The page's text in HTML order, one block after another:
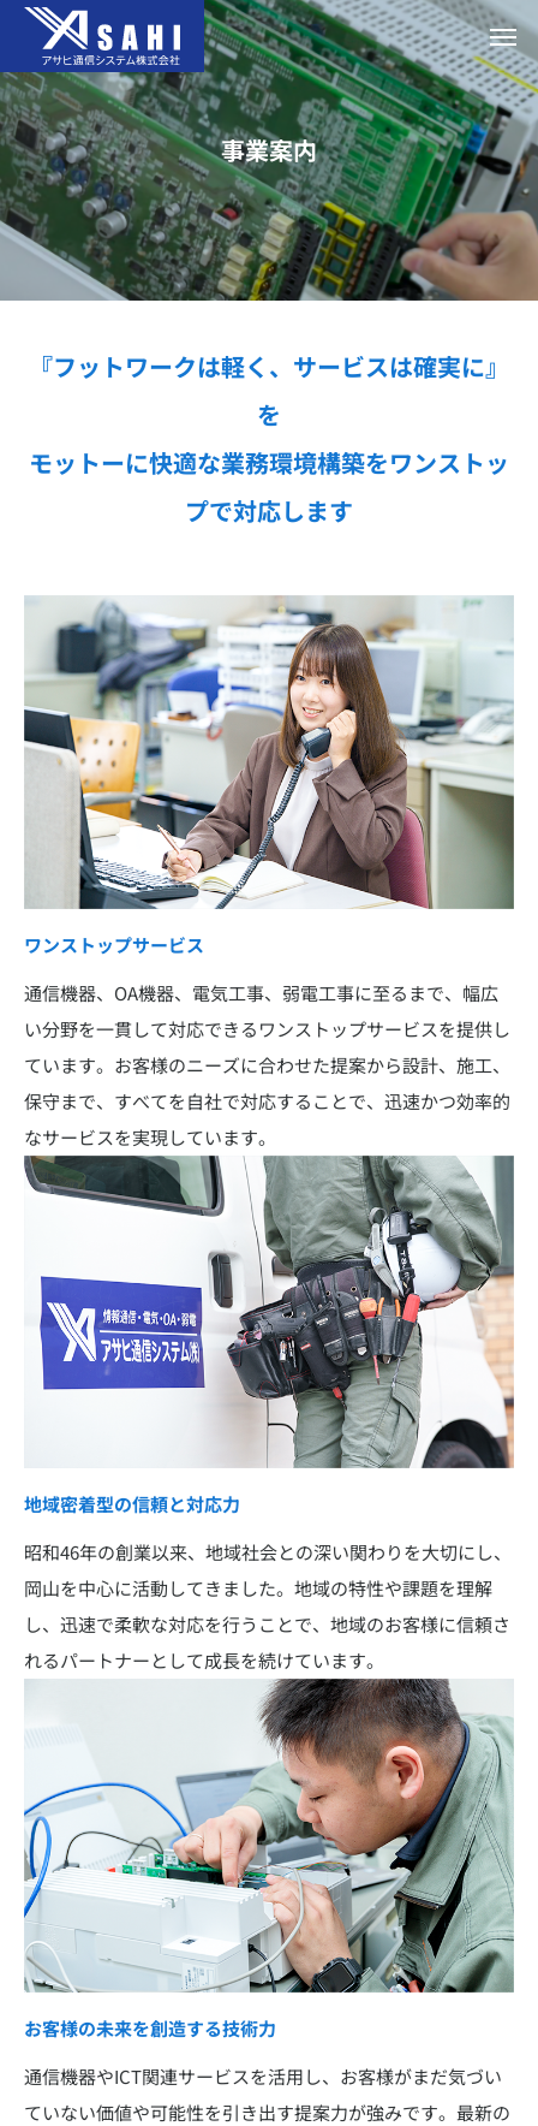
事業案内
『フットワークは軽く、サービスは確実に』
を
モットーに快適な業務環境構築をワンストッ
プで対応します
ワンストップサービス
通信機器、OA機器、電気工事、弱電工事に至るまで、幅広
い分野を一貫して対応できるワンストップサービスを提供し
ています。お客様のニーズに合わせた提案から設計、施工、
保守まで、すべてを自社で対応することで、迅速かつ効率的
なサービスを実現しています。
地域密着型の信頼と対応力
昭和46年の創業以来、地域社会との深い関わりを大切にし、
岡山を中心に活動してきました。地域の特性や課題を理解
し、迅速で柔軟な対応を行うことで、地域のお客様に信頼さ
れるパートナーとして成長を続けています。
お客様の未来を創造する技術力
通信機器やICT関連サービスを活用し、お客様がまだ気づい
ていない価値や可能性を引き出す提案力が強みです。最新の